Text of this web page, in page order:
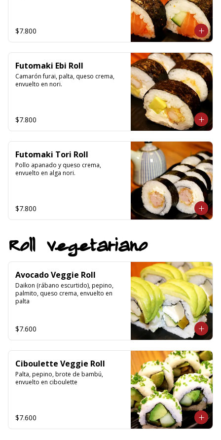
$7.800
Futomaki Ebi Roll
Camarón furai, palta, queso crema,
envuelto en nori.
$7.800
Futomaki Tori Roll
Pollo apanado y queso crema,
envuelto en alga nori.
$7.800
Roll vegetariano
Avocado Veggie Roll
Daikon (rábano escurtido), pepino,
palmito, queso crema, envuelto en
palta
$7.600
Ciboulette Veggie Roll
Palta, pepino, brote de bambú,
envuelto en ciboulette
$7.600